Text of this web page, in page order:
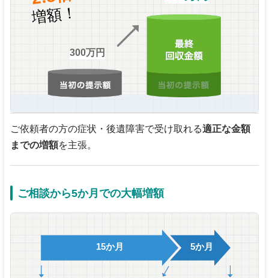
増額！
300万円
ご依頼者の方の症状・後遺障害で受け取れる適正な金額
までの増額を主張。
ご相談から5か月での大幅増額
15か月 5か月